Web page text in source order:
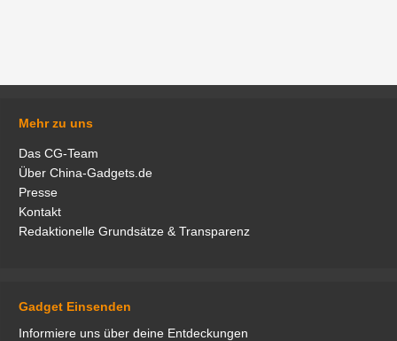
Mehr zu uns
Das CG-Team
Über China-Gadgets.de
Presse
Kontakt
Redaktionelle Grundsätze & Transparenz
Gadget Einsenden
Informiere uns über deine Entdeckungen